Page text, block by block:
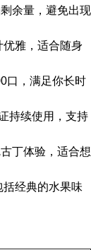
余量，避免出现
雅，适合随身
口，满足你长时
持续使用，支持
丁体验，适合想
括经典的水果味